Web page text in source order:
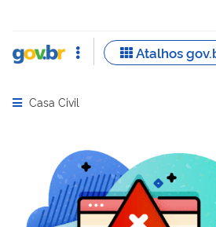
Abrir menu principal de navegação
Casa Civil